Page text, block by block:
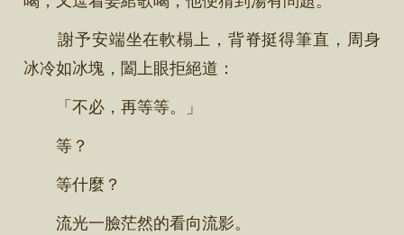
謝予安端坐在軟榻上，背脊挺得筆直，周身
冰冷如冰塊，闔上眼拒絕道：
「不必，再等等。」
等？
等什麼？
流光一臉茫然的看向流影。